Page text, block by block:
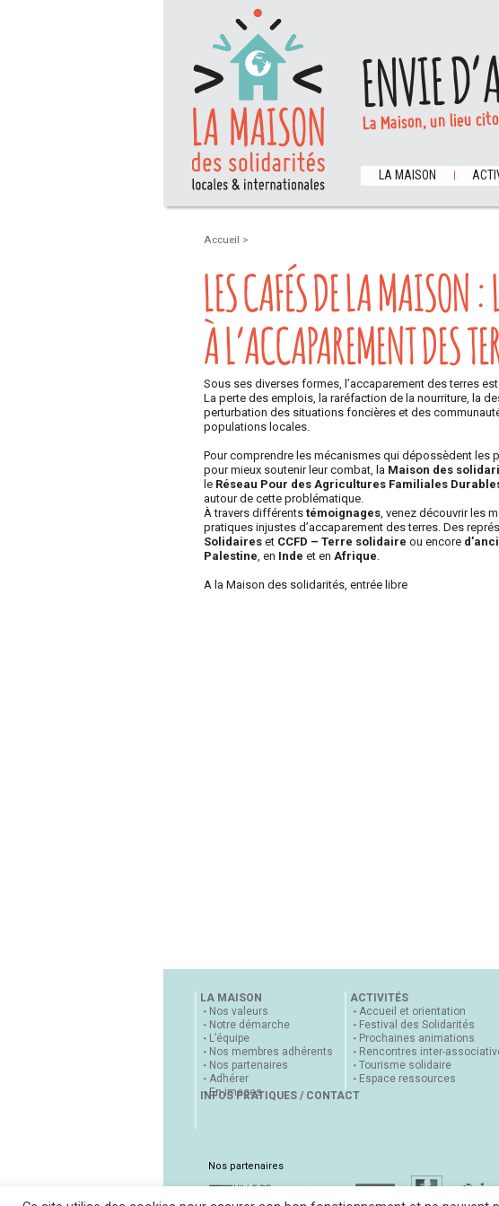
ENVIE
La Maison, un lieu
LA MAISON
Accueil >
LES CAFÉS DE LA MAISON
À L’ACCAPAREMENT DES
Sous ses diverses formes, l’accaparement des terres
La perte des emplois, la raréfaction de la nourriture, la
perturbation des situations foncières et des
populations locales.
Pour comprendre les mécanismes qui dépossèdent les
pour mieux soutenir leur combat, la Maison des
le Réseau Pour des Agricultures Familiales
autour de cette problématique.
À travers différents témoignages, venez découvrir les
pratiques injustes d’accaparement des terres. Des
Solidaires et CCFD – Terre solidaire ou encore
Palestine, en Inde et en Afrique.
A la Maison des solidarités, entrée libre
LA MAISON
Nos valeurs
Notre démarche
L’équipe
Nos membres adhérents
Nos partenaires
Adhérer
En images
ACTIVITÉS
Accueil et orientation
Festival des Solidarités
Prochaines animations
Rencontres inter-
Tourisme solidaire
Espace ressources
INFOS PRATIQUES / CONTACT
Nos partenaires